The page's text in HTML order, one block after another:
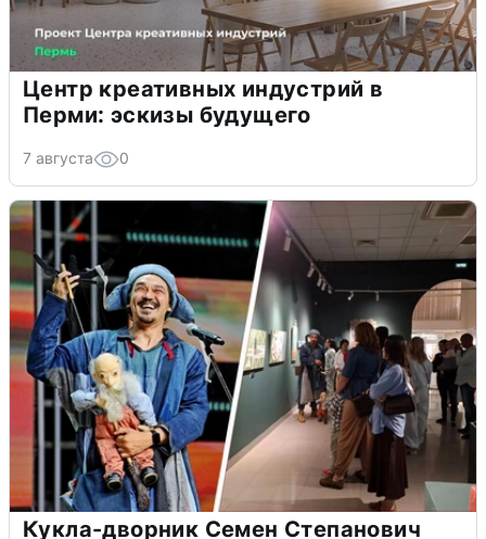
Центр креативных индустрий в
Перми: эскизы будущего
7 августа 0
Кукла-дворник Семен Степанович